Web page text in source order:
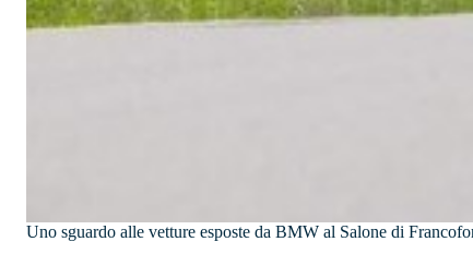
Uno sguardo alle vetture esposte da BMW al Salone di